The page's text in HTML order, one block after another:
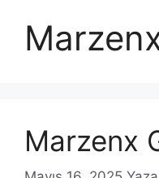
Marzenx